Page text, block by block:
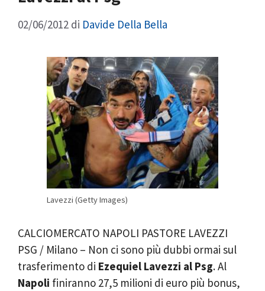
02/06/2012 di Davide Della Bella
Lavezzi (Getty Images)
CALCIOMERCATO NAPOLI PASTORE LAVEZZI
PSG / Milano – Non ci sono più dubbi ormai sul
trasferimento di Ezequiel Lavezzi al Psg. Al
Napoli finiranno 27,5 milioni di euro più bonus,